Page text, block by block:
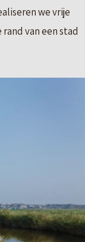
we vrije
van een stad